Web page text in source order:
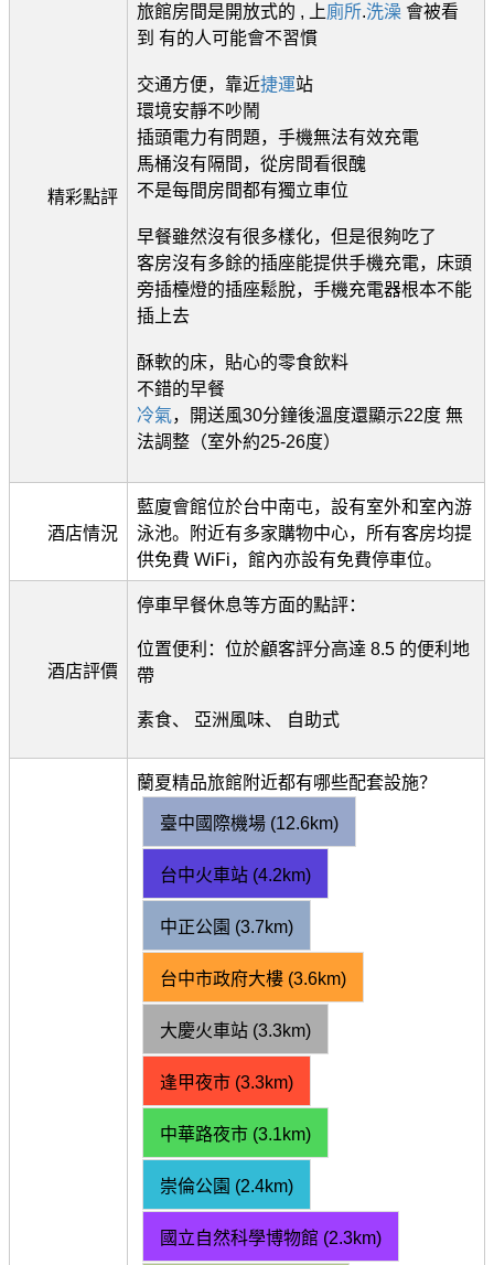
精彩點評
旅館房間是開放式的 , 上廁所.洗澡 會被看
到 有的人可能會不習慣
交通方便，靠近捷運站
環境安靜不吵鬧
插頭電力有問題，手機無法有效充電
馬桶沒有隔間，從房間看很醜
不是每間房間都有獨立車位
早餐雖然沒有很多樣化，但是很夠吃了
客房沒有多餘的插座能提供手機充電，床頭
旁插檯燈的插座鬆脫，手機充電器根本不能
插上去
酥軟的床，貼心的零食飲料
不錯的早餐
冷氣，開送風30分鐘後溫度還顯示22度 無
法調整（室外約25-26度）
酒店情況
藍廈會館位於台中南屯，設有室外和室內游
泳池。附近有多家購物中心，所有客房均提
供免費 WiFi，館內亦設有免費停車位。
酒店評價
停車早餐休息等方面的點評：
位置便利：位於顧客評分高達 8.5 的便利地
帶
素食、 亞洲風味、 自助式
蘭夏精品旅館附近都有哪些配套設施？
臺中國際機場 (12.6km)
台中火車站 (4.2km)
中正公園 (3.7km)
台中市政府大樓 (3.6km)
大慶火車站 (3.3km)
逢甲夜市 (3.3km)
中華路夜市 (3.1km)
崇倫公園 (2.4km)
國立自然科學博物館 (2.3km)